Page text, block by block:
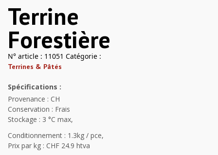
Terrine
Forestière
N° article : 11051 Catégorie :
Terrines & Pâtés
Spécifications :
Provenance : CH
Conservation : Frais
Stockage : 3 °C max,
Conditionnement : 1.3kg / pce,
Prix par kg : CHF 24.9 htva